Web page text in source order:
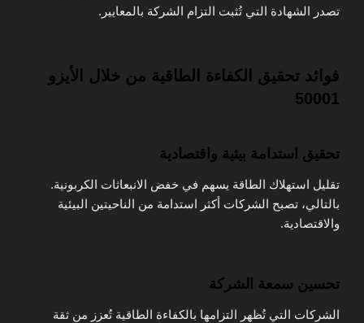
تصدر الشهادة التي تُثبت التزام الشركة بالمعايير.
فوائد تحقيق الكفاءة الطاقية من خلال الأيزو
50001
تحقيق استدامة بيئية واقتصادية
تقليل استهلاك الطاقة يسهم في خفض الانبعاثات الكربونية.
بالتالي، تصبح الشركات أكثر استدامة من الناحيتين البيئية
والاقتصادية.
تحسين سمعة الشركة
الشركات التي تُظهر التزامها بالكفاءة الطاقية تُعزز من ثقة